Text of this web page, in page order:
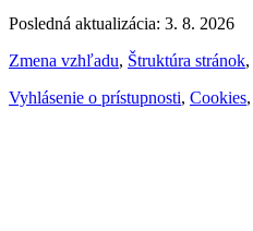
Posledná aktualizácia: 3. 8. 2026
Zmena vzhľadu, Štruktúra stránok,
Vyhlásenie o prístupnosti, Cookies,